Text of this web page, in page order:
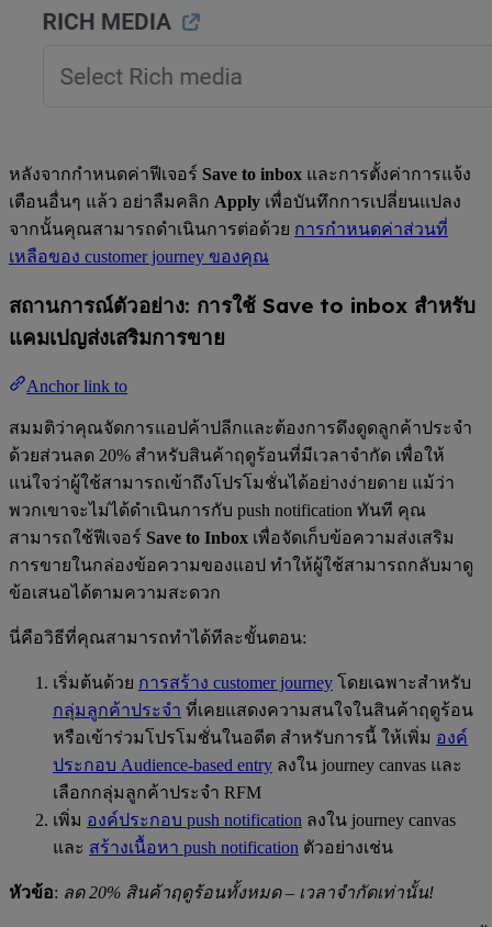
หลังจากกำหนดค่าฟีเจอร์ Save to inbox และการตั้งค่าการแจ้ง
เตือนอื่นๆ แล้ว อย่าลืมคลิก Apply เพื่อบันทึกการเปลี่ยนแปลง
จากนั้นคุณสามารถดำเนินการต่อด้วย การกำหนดค่าส่วนที่
เหลือของ customer journey ของคุณ
สถานการณ์ตัวอย่าง: การใช้ Save to inbox สำหรับ
แคมเปญส่งเสริมการขาย
Anchor link to
สมมติว่าคุณจัดการแอปค้าปลีกและต้องการดึงดูดลูกค้าประจำ
ด้วยส่วนลด 20% สำหรับสินค้าฤดูร้อนที่มีเวลาจำกัด เพื่อให้
แน่ใจว่าผู้ใช้สามารถเข้าถึงโปรโมชั่นได้อย่างง่ายดาย แม้ว่า
พวกเขาจะไม่ได้ดำเนินการกับ push notification ทันที คุณ
สามารถใช้ฟีเจอร์ Save to Inbox เพื่อจัดเก็บข้อความส่งเสริม
การขายในกล่องข้อความของแอป ทำให้ผู้ใช้สามารถกลับมาดู
ข้อเสนอได้ตามความสะดวก
นี่คือวิธีที่คุณสามารถทำได้ทีละขั้นตอน:
เริ่มต้นด้วย การสร้าง customer journey โดยเฉพาะสำหรับ
กลุ่มลูกค้าประจำ ที่เคยแสดงความสนใจในสินค้าฤดูร้อน
หรือเข้าร่วมโปรโมชั่นในอดีต สำหรับการนี้ ให้เพิ่ม องค์
ประกอบ Audience-based entry ลงใน journey canvas และ
เลือกกลุ่มลูกค้าประจำ RFM
เพิ่ม องค์ประกอบ push notification ลงใน journey canvas
และ สร้างเนื้อหา push notification ตัวอย่างเช่น
หัวข้อ: ลด 20% สินค้าฤดูร้อนทั้งหมด – เวลาจำกัดเท่านั้น!